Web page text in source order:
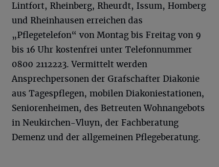
Lintfort, Rheinberg, Rheurdt, Issum, Homberg
und Rheinhausen erreichen das
„Pflegetelefon“ von Montag bis Freitag von 9
bis 16 Uhr kostenfrei unter Telefonnummer
0800 2112223. Vermittelt werden
Ansprechpersonen der Grafschafter Diakonie
aus Tagespflegen, mobilen Diakoniestationen,
Seniorenheimen, des Betreuten Wohnangebots
in Neukirchen-Vluyn, der Fachberatung
Demenz und der allgemeinen Pflegeberatung.